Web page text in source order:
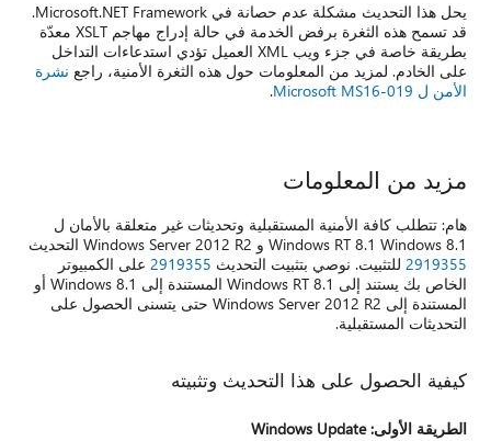
يحل هذا التحديث مشكلة عدم حصانة في Microsoft.NET Framework.
قد تسمح هذه الثغرة برفض الخدمة في حالة إدراج مهاجم XSLT معدّة
بطريقة خاصة في جزء ويب XML العميل تؤدي استدعاءات التداخل
على الخادم. لمزيد من المعلومات حول هذه الثغرة الأمنية، راجع نشرة
الأمن ل Microsoft MS16-019
.
مزيد من المعلومات
هام: تتطلب كافة الأمنية المستقبلية وتحديثات غير متعلقة بالأمان ل
Windows RT 8.1 Windows 8.1 و Windows Server 2012 R2 التحديث
2919355 للتثبيت. نوصي بتثبيت التحديث 2919355 على الكمبيوتر
الخاص بك يستند إلى Windows RT 8.1 المستندة إلى Windows 8.1 أو
المستندة إلى Windows Server 2012 R2 حتى يتسنى الحصول على
التحديثات المستقبلية.
كيفية الحصول على هذا التحديث وتثبيته
الطريقة الأولى: Windows Update